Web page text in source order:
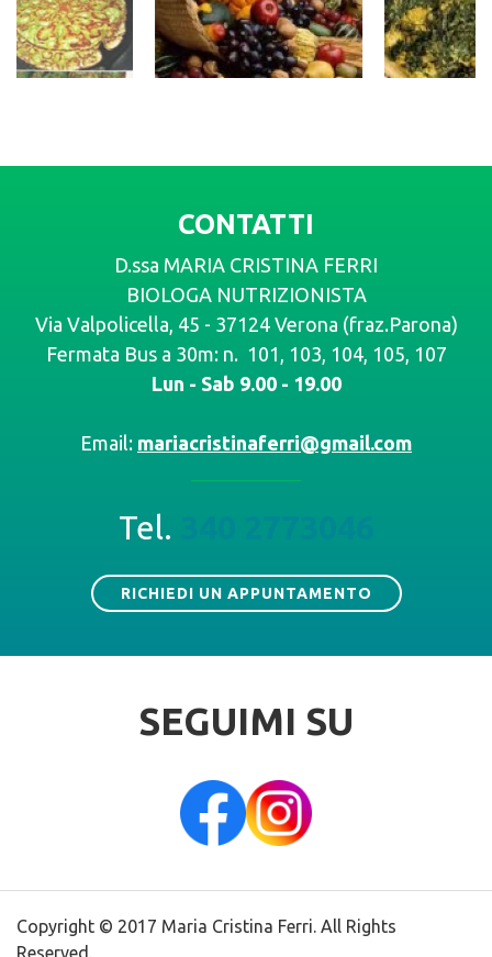
CONTATTI
D.ssa MARIA CRISTINA FERRI
BIOLOGA NUTRIZIONISTA
Via Valpolicella, 45 - 37124 Verona (fraz.Parona)
Fermata Bus a 30m: n. 101, 103, 104, 105, 107
Lun - Sab 9.00 - 19.00
Email: mariacristinaferri@gmail.com
Tel.
RICHIEDI UN APPUNTAMENTO
SEGUIMI SU
Copyright © 2017 Maria Cristina Ferri. All Rights
Reserved.